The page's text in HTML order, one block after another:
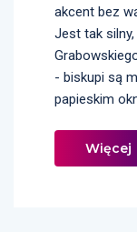
akcent bez
Jest tak
- biskupi są
papieskim
Więcej